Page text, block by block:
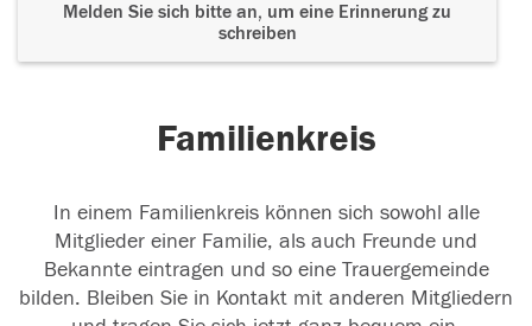
Melden Sie sich bitte an, um eine Erinnerung zu
schreiben
Familienkreis
In einem Familienkreis können sich sowohl alle
Mitglieder einer Familie, als auch Freunde und
Bekannte eintragen und so eine Trauergemeinde
bilden. Bleiben Sie in Kontakt mit anderen Mitgliedern